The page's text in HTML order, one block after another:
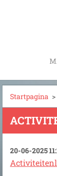
Startpagina >
20-06-2025